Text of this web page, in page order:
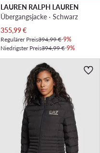
LAUREN RALPH LAUREN
Übergangsjacke · Schwarz
Aktueller Preis
355,99€
Regulärer Preis394,99 €-9%
Niedrigster Preis394,99 €-9%